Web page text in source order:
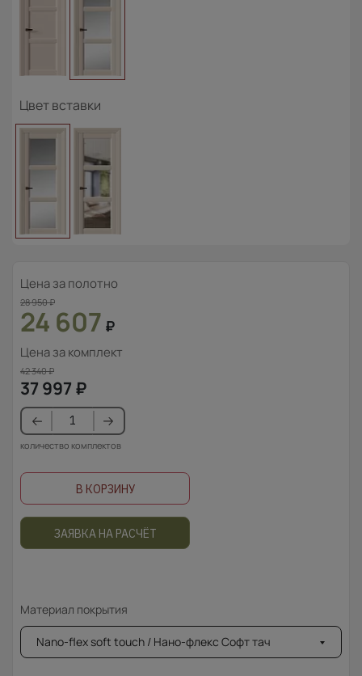
Цвет вставки
Цена за полотно
28 950₽
24 607 ₽
Цена за комплект
42 340₽
37 997 ₽
количество комплектов
В КОРЗИНУ
ЗАЯВКА НА РАСЧЁТ
Материал покрытия
Nano-flex soft touch / Нано-флекс Софт тач